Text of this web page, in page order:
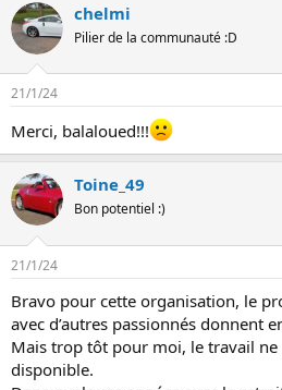
chelmi
Pilier de la communauté :D
21/1/24
Merci, balaloued!!!
Toine_49
Bon potentiel :)
21/1/24
Bravo pour cette organisation, le
avec d’autres passionnés donnent
Mais trop tôt pour moi, le travail ne
disponible.